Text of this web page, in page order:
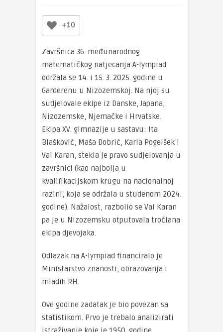
+10
Završnica 36. međunarodnog
matematičkog natjecanja A-lympiad
održala se 14. i 15. 3. 2025. godine u
Garderenu u Nizozemskoj. Na njoj su
sudjelovale ekipe iz Danske, Japana,
Nizozemske, Njemačke i Hrvatske.
Ekipa XV. gimnazije u sastavu: Ita
Blašković, Maša Dobrić, Karla Pogelšek i
Val Karan, stekla je pravo sudjelovanja u
završnici (kao najbolja u
kvalifikacijskom krugu na nacionalnoj
razini, koja se održala u studenom 2024.
godine). Nažalost, razbolio se Val Karan
pa je u Nizozemsku otputovala tročlana
ekipa djevojaka.
Odlazak na A-lympiad financiralo je
Ministarstvo znanosti, obrazovanja i
mladih RH.
Ove godine zadatak je bio povezan sa
statistikom. Prvo je trebalo analizirati